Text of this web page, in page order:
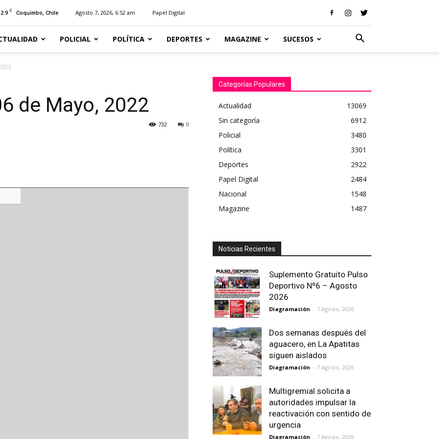
C Coquimbo, Chile Agosto 7, 2026, 6:52 am Papel Digital
POLICIAL POLÍTICA DEPORTES MAGAZINE SUCESOS
de Mayo, 2022
0
732
Categorías Populares
Actualidad
13069
Sin categoría
6912
Policial
3480
Política
3301
Deportes
2922
Papel Digital
2484
Nacional
1548
Magazine
1487
Noticias Recientes
Suplemento Gratuito Pulso
Deportivo Nº6 – Agosto
2026
Diagramación - 7 Agosto, 2026
Dos semanas después del
aguacero, en La Apatitas
siguen aislados
Diagramación - 7 Agosto, 2026
Multigremial solicita a
autoridades impulsar la
reactivación con sentido de
urgencia
Diagramación - 7 Agosto, 2026